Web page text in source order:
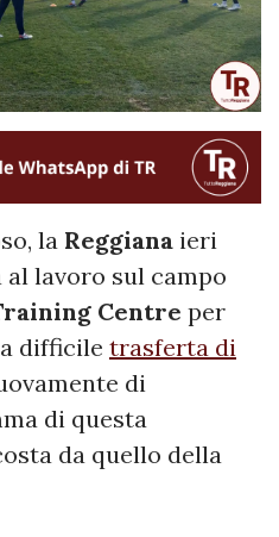
la Reggiana ieri
lavoro sul campo
Centre per
difficile trasferta di
di
di questa
da quello della